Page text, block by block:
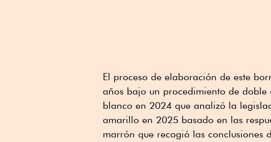
El proceso de elaboración de este
años bajo un procedimiento de
blanco en 2024 que analizó la
amarillo en 2025 basado en las
marrón que recogió las